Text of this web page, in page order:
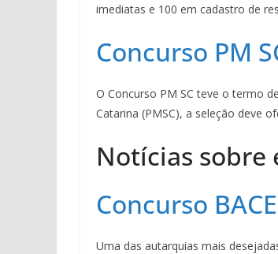
imediatas e 100 em cadastro de
Concurso PM
O Concurso PM SC teve o termo
Catarina (PMSC), a seleção deve
Notícias sobre
Concurso
Uma das autarquias mais